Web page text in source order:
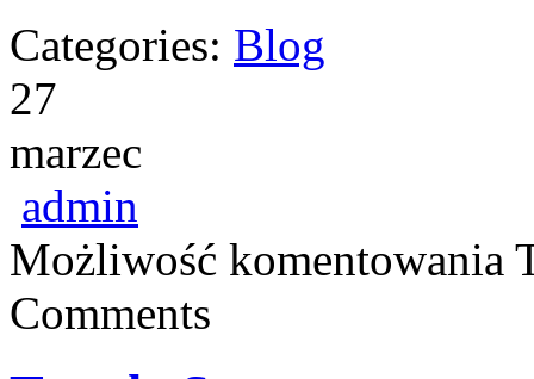
Categories: Blog
27
marzec
admin
Możliwość komentowania
Comments